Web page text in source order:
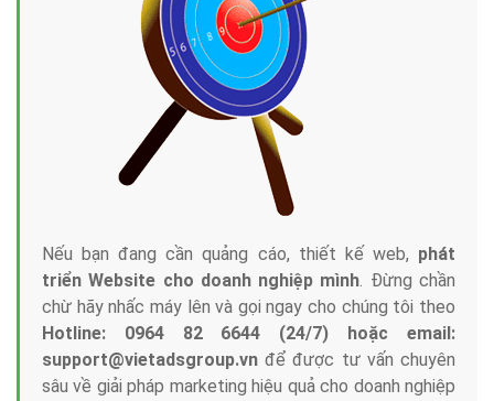
Nếu bạn đang cần quảng cáo, thiết kế web, phát
triển Website cho doanh nghiệp mình. Đừng chần
chừ hãy nhấc máy lên và gọi ngay cho chúng tôi theo
Hotline: 0964 82 6644 (24/7) hoặc email:
support@vietadsgroup.vn để được tư vấn chuyên
sâu về giải pháp marketing hiệu quả cho doanh nghiệp